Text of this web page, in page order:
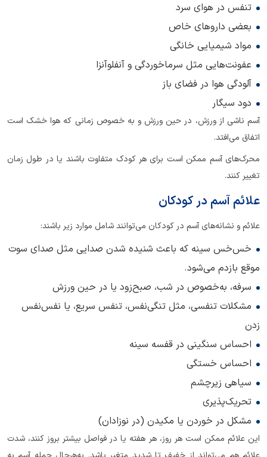
تنفس در هوای سرد
بعضی داروهای خاص
مواد شیمیایی خانگی
عفونت‌هایی مثل سرماخوردگی و آنفلوآنزا
آلودگی هوا در فضای باز
دود سیگار
آسم ناشی از ورزش، در حین ورزش و به خصوص زمانی که هوا خشک است
اتفاق می‌افتد.
محرک‌های آسم ممکن است برای هر کودک متفاوت باشند یا در طول زمان
تغییر کنند.
علائم آسم در کودکان
علائم و نشانه‌های آسم در کودکان می‌توانند شامل موارد زیر باشند:
خس‌خس سینه که باعث شنیده شدن صدایی مثل صدای سوت
موقع بازدم می‌شود.
سرفه، به‌خصوص در شب، صبح‌زود یا در حین ورزش
مشکلات تنفسی، مثل تنگی‌نفس، تنفس سریع، یا نفس‌نفس
زدن
احساس سنگینی در قفسه سینه
احساس خستگی
سیاهی زیرچشم
تحریک‌پذیری
مشکل در خوردن یا مکیدن (در نوزادان)
این علائم ممکن است هر روز، هر هفته یا در فواصل بیشتر بروز کنند، شدت